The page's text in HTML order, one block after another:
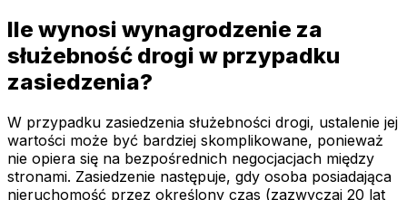
Ile wynosi wynagrodzenie za
służebność drogi w przypadku
zasiedzenia?
W przypadku zasiedzenia służebności drogi, ustalenie jej
wartości może być bardziej skomplikowane, ponieważ
nie opiera się na bezpośrednich negocjacjach między
stronami. Zasiedzenie następuje, gdy osoba posiadająca
nieruchomość przez określony czas (zazwyczaj 20 lat